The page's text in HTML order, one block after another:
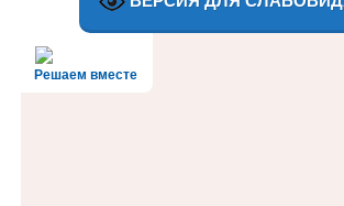
Решаем вместе